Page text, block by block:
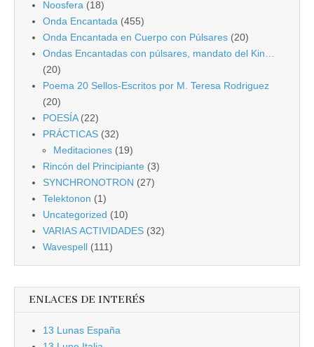
Noosfera (18)
Onda Encantada (455)
Onda Encantada en Cuerpo con Púlsares (20)
Ondas Encantadas con púlsares, mandato del Kin…
(20)
Poema 20 Sellos-Escritos por M. Teresa Rodriguez
(20)
POESÍA(22)
PRÁCTICAS (32)
Meditaciones (19)
Rincón del Principiante (3)
SYNCHRONOTRON (27)
Telektonon (1)
Uncategorized (10)
VARIAS ACTIVIDADES (32)
Wavespell (111)
ENLACES DE INTERÉS
13 Lunas España